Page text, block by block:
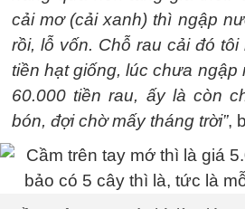
cải mơ (cải xanh) thì ngập
rồi, lỗ vốn. Chỗ rau cải đó
tiền hạt giống, lúc chưa
60.000 tiền rau, ấy là còn
bón, đợi chờ mấy tháng trời”,